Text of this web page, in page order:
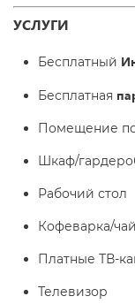
УСЛУГИ
Бесплатный
Бесплатная
Помещение
Шкаф/
Рабочий стол
Кофеварка/
Платные ТВ-
Телевизор